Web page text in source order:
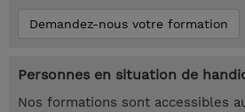
Demandez-nous votre formation
Personnes en situation de
Nos formations sont accessibles